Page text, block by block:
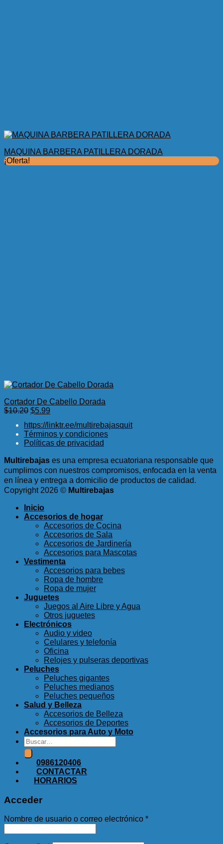
MAQUINA BARBERA PATILLERA DORADA
¡Oferta!
Cortador De Cabello Dorada
$10.20 El
original
era:
$10.20.
$5.99
actual
es:
$5.99.
https://linktr.ee/multirebajasquit
Términos y condiciones
Políticas de privacidad
Multirebajas es una empresa ecuatoriana responsable que
cumplimos con nuestros compromisos, enfocada en la venta
en línea y entrega a domicilio de productos de calidad.
Copyright 2026 © Multirebajas
Inicio
Accesorios de hogar
Accesorios de Cocina
Accesorios de Sala
Accesorios de Jardinería
Accesorios para Mascotas
Vestimenta
Accesorios para bebes
Ropa de hombre
Ropa de mujer
Juguetes
Juegos al Aire Libre y Agua
Otros juguetes
Electrónicos
Audio y video
Celulares y telefonía
Oficina
Relojes y pulseras deportivas
Peluches
Peluches gigantes
Peluches medianos
Peluches pequeños
Salud y Belleza
Accesorios de Belleza
Accesorios de Deportes
Accesorios para Auto y Moto
Buscar
por:
0986120406
CONTACTAR
HORARIOS
Acceder
Nombre de usuario o correo electrónico *